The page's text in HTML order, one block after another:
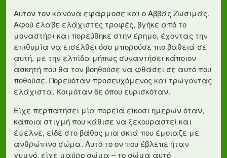
Αυτόν τον κανόνα εφάρμοσε και ο Αββάς Ζωσιμάς.
Αφού έλαβε ελάχιστες τροφές, βγήκε από το
μοναστήρι και πορεύθηκε στην έρημο, έχοντας την
επιθυμία να εισέλθει όσο μπορούσε πιο βαθειά σε
αυτή, με την ελπίδα μήπως συναντήσει κάποιον
ασκητή που θα τον βοηθούσε να φθάσει σε αυτό που
ποθούσε. Πορευόταν προσευχόμενος και τρώγοντας
ελάχιστα. Κοιμόταν δε όπου ευρισκόταν.
Είχε περπατήσει μία πορεία είκοσι ημερών όταν,
κάποια στιγμή που κάθισε να ξεκουραστεί και
έψελνε, είδε στο βάθος μια σκιά που έμοιαζε με
ανθρώπινο σώμα. Αυτό το ον που έβλεπε ήταν
γυμνό, είχε μαύρο σώμα – το σώμα αυτό